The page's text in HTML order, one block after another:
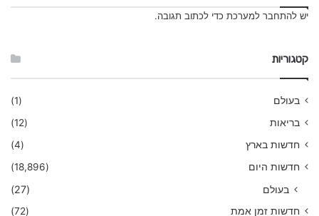
יש להתחבר למערכת כדי לכתוב תגובה.
קטגוריות
בעולם
(1)
בריאות
(12)
חדשות בארץ
(4)
חדשות היום
(18,896)
בעולם (27)
חדשות זמן אמת
(72)